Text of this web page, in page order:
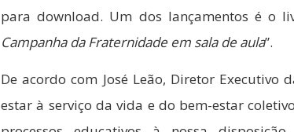
para download. Um dos lançamentos é o
Campanha da Fraternidade em sala de aula”.
De acordo com José Leão, Diretor Executivo
estar à serviço da vida e do bem-estar